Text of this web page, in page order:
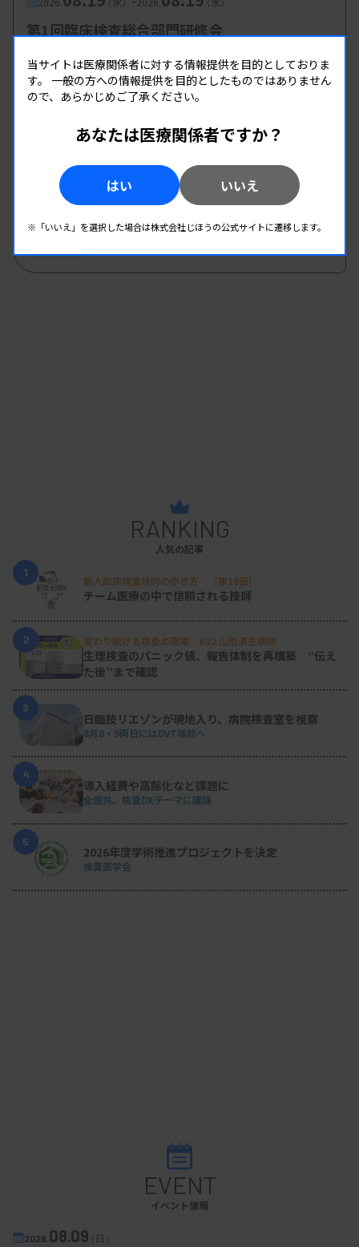
第1回臨床検査総合部門研修会
開催場所 : WEB
管理運営
第2回 県南地区研修会
熊本県臨床検査技師会
開催場所 : WEB
RANKING
人気の記事
1
新人臨床検査技師の歩き方 ［第16回］
チーム医療の中で信頼される技師
2 変わり続ける検査の現場 #32 山形済生病院
生理検査のパニック値、報告体制を再構築 “伝え
た後”まで確認
3
日臨技リエゾンが現地入り、病院検査室を視察
8月8・9両日にはDVT検診へ
4
導入経費や高齢化など課題に
全医共、検査DXテーマに議論
5
2026年度学術推進プロジェクトを決定
検査医学会
EVENT
イベント情報
2026. 08.09（日）
当サイトは医療関係者に対する情報提供を目的としておりま
す。 一般の方への情報提供を目的としたものではありません
ので、あらかじめご了承ください。
あなたは医療関係者ですか？
はい いいえ
※「いいえ」を選択した場合は株式会社じほうの公式サイトに遷移します。